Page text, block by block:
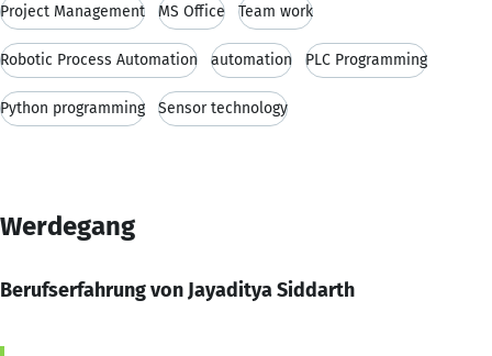
Project Management MS Office Team work
Robotic Process Automation automation PLC Programming
Python programming Sensor technology
Werdegang
Berufserfahrung von Jayaditya Siddarth